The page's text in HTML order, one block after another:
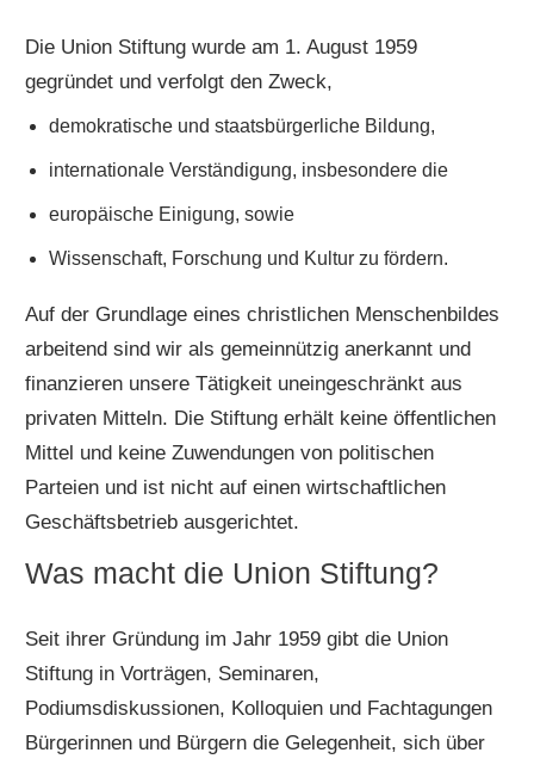
Die Union Stiftung wurde am 1. August 1959
gegründet und verfolgt den Zweck,
demokratische und staatsbürgerliche Bildung,
internationale Verständigung, insbesondere die
europäische Einigung, sowie
Wissenschaft, Forschung und Kultur zu fördern.
Auf der Grundlage eines christlichen Menschenbildes
arbeitend sind wir als gemeinnützig anerkannt und
finanzieren unsere Tätigkeit uneingeschränkt aus
privaten Mitteln. Die Stiftung erhält keine öffentlichen
Mittel und keine Zuwendungen von politischen
Parteien und ist nicht auf einen wirtschaftlichen
Geschäftsbetrieb ausgerichtet.
Was macht die Union Stiftung?
Seit ihrer Gründung im Jahr 1959 gibt die Union
Stiftung in Vorträgen, Seminaren,
Podiumsdiskussionen, Kolloquien und Fachtagungen
Bürgerinnen und Bürgern die Gelegenheit, sich über